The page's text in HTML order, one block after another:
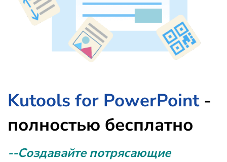
Kutools for PowerPoint-
полностью бесплатно
--Создавайте потрясающие